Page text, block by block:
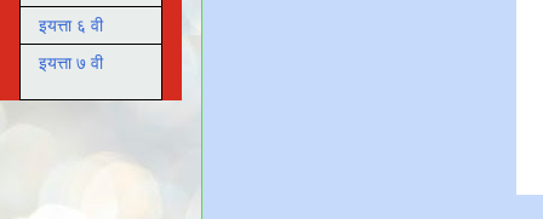
इयत्ता ६ वी
इयत्ता ७ वी